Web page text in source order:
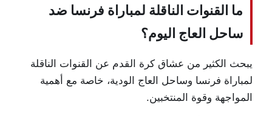
ما القنوات الناقلة لمباراة فرنسا ضد
ساحل العاج اليوم؟
يبحث الكثير من عشاق كرة القدم عن القنوات الناقلة
لمباراة فرنسا وساحل العاج الودية، خاصة مع أهمية
المواجهة وقوة المنتخبين.